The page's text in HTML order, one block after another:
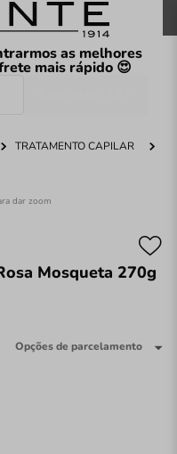
a partir de R$199
as melhores
mais rápido 😍
TRATAMENTO CAPILAR
dar zoom
Mosqueta 270g
Opções de parcelamento